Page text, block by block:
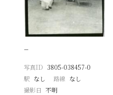
−
写真ID 3805-038457-0
駅 なし 路線 なし
撮影日
不明